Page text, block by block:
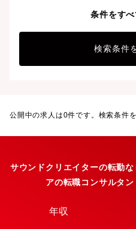
転勤なし条件をす
検索条件
公開中の求人は0件です。検索条件
サウンドクリエイターの転勤
アの転職コンサルタン
年収